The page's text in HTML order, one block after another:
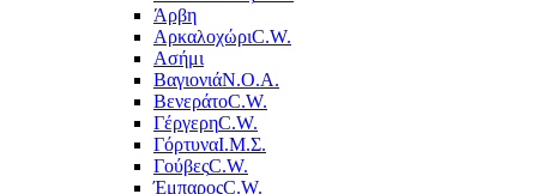
Άρβη
ΑρκαλοχώριC.W.
Ασήμι
ΒαγιονιάΝ.Ο.Α.
ΒενεράτοC.W.
ΓέργερηC.W.
ΓόρτυναΙ.Μ.Σ.
ΓούβεςC.W.
ΈμπαροςC.W.